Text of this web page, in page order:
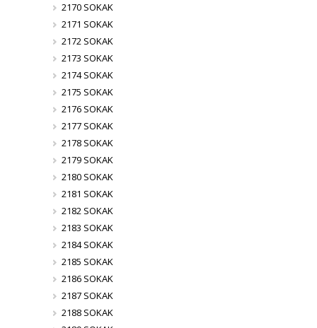
2170 SOKAK
2171 SOKAK
2172 SOKAK
2173 SOKAK
2174 SOKAK
2175 SOKAK
2176 SOKAK
2177 SOKAK
2178 SOKAK
2179 SOKAK
2180 SOKAK
2181 SOKAK
2182 SOKAK
2183 SOKAK
2184 SOKAK
2185 SOKAK
2186 SOKAK
2187 SOKAK
2188 SOKAK